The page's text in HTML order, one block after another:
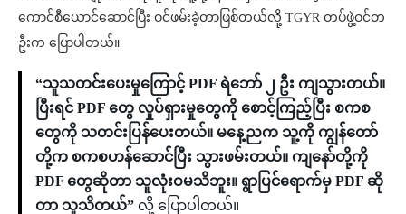
ကောင်စီယောင်ဆောင်ပြီး ဝင်ဖမ်းခဲ့တာဖြစ်တယ်လို့ TGYR တပ်ဖွဲ့ဝင်တ
ဦးက ပြောပါတယ်။
“သူသတင်းပေးမှုကြောင့် PDF ရဲဘော် ၂ ဦး ကျသွားတယ်။
ပြီးရင် PDF တွေ လှုပ်ရှားမှုတွေကို စောင့်ကြည့်ပြီး စကစ
တွေကို သတင်းပြန်ပေးတယ်။ မနေ့ညက သူ့ကို ကျွန်တော်
တို့က စကစဟန်ဆောင်ပြီး သွားဖမ်းတယ်။ ကျနော်တို့ကို
PDF တွေဆိုတာ သူလုံးဝမသိဘူး။ ရွာပြင်ရောက်မှ PDF ဆို
တာ သူသိတယ်” လို့ ပြောပါတယ်။